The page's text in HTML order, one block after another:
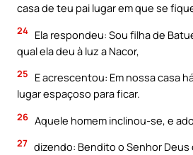
casa de teu pai lugar em que se
24 Ela respondeu: Sou filha de
qual ela deu à luz a Nacor,
25
E acrescentou: Em nossa casa
lugar espaçoso para ficar.
26 Aquele homem inclinou-se, e
27 dizendo: Bendito o Senhor Deus